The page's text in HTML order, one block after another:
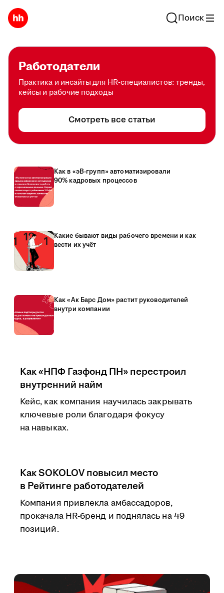
Поиск
Работодатели
Практика и инсайты для HR-специалистов: тренды,
кейсы и рабочие подходы
Смотреть все статьи
Как в «эВ-групп» автоматизировали
90% кадровых процессов
Какие бывают виды рабочего времени и как
вести их учёт
Как «Ак Барс Дом» растит руководителей
внутри компании
Как «НПФ Газфонд ПН» перестроил
внутренний найм
Кейс, как компания научилась закрывать
ключевые роли благодаря фокусу
на навыках.
Как SOKOLOV повысил место
в Рейтинге работодателей
Компания привлекла амбассадоров,
прокачала HR-бренд и поднялась на 49
позиций.